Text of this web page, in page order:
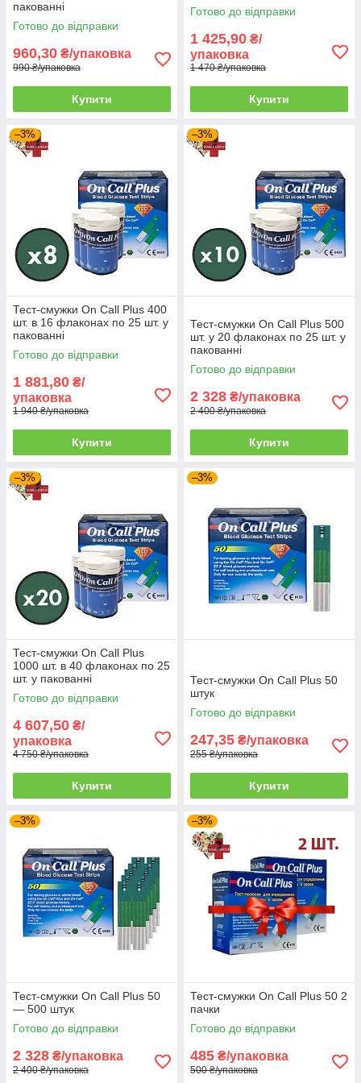
використовуватися протягом усього періоду
експлуатаційної придатності.
Найпопулярніші товари із цієї
категорії
Тест-смужки Він-Колл Плюс (Акційні)
Акційні товари - для такого типу товарів є можливість
купівлі через "Prom Оплата". Безкоштовна доставка
у разі замовлення в точку видачі Розетка.
Тест-смужки Він-Колл Плюс (В
роздріб)
Товари в роздріб - такий тип товарів ви можете
придбати будь-яким зручним для вас способом, але
в даному випадку відсутня підтримка "Prom Оплати".
Для більш вигідних покупок ми рекомендуємо вам
"Оптовим"
розділом для відстеження розпродажів та акційних
пропозицій.
пакованні
Готово до відправки
960,30 ₴/упаковка
990 ₴/упаковка
Купити
Готово до відправки
1 425,90 ₴/
упаковка
1 470 ₴/упаковка
Купити
–3%
Тест-смужки On Call Plus 400
шт. в 16 флаконах по 25 шт. у
пакованні
Готово до відправки
1 881,80 ₴/
упаковка
1 940 ₴/упаковка
Купити
–3%
Тест-смужки On Call Plus 500
шт. у 20 флаконах по 25 шт. у
пакованні
Готово до відправки
2 328 ₴/упаковка
2 400 ₴/упаковка
Купити
–3%
Тест-смужки On Call Plus
1000 шт. в 40 флаконах по 25
шт. у пакованні
Готово до відправки
4 607,50 ₴/
упаковка
4 750 ₴/упаковка
Купити
–3%
Тест-смужки On Call Plus 50
штук
Готово до відправки
247,35 ₴/упаковка
255 ₴/упаковка
Купити
–3%
Тест-смужки On Call Plus 50
— 500 штук
Готово до відправки
2 328 ₴/упаковка
2 400 ₴/упаковка
–3%
Тест-смужки On Call Plus 50 2
пачки
Готово до відправки
485 ₴/упаковка
500 ₴/упаковка